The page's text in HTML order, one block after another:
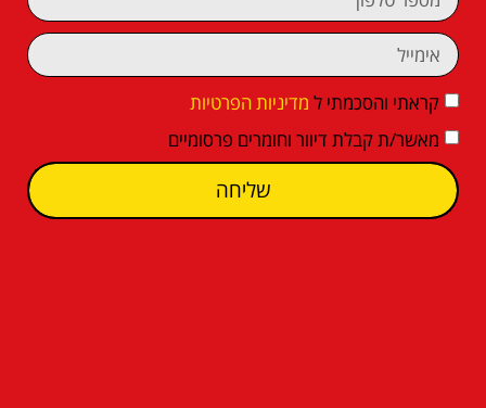
קראתי והסכמתי ל מדיניות הפרטיות
מאשר/ת קבלת דיוור וחומרים פרסומיים
שליחה